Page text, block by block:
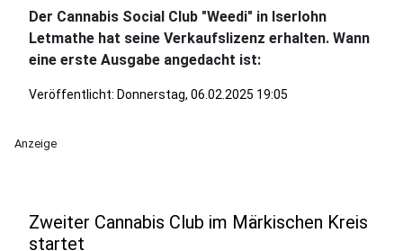
Der Cannabis Social Club "Weedi" in Iserlohn
Letmathe hat seine Verkaufslizenz erhalten. Wann
eine erste Ausgabe angedacht ist:
Veröffentlicht: Donnerstag, 06.02.2025 19:05
Anzeige
Zweiter Cannabis Club im Märkischen Kreis
startet